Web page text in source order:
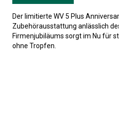
Der limitierte WV 5 Plus
Zubehörausstattung anlässlich
Firmenjubiläums sorgt im Nu für
ohne Tropfen.